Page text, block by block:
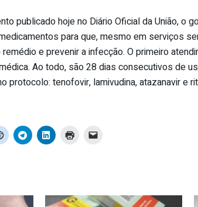
publicado hoje no Diário Oficial da União, o
para que, mesmo em serviços
e prevenir a infecção. O primeiro
Ao todo, são 28 dias consecutivos de
protocolo: tenofovir, lamivudina, atazanavir e